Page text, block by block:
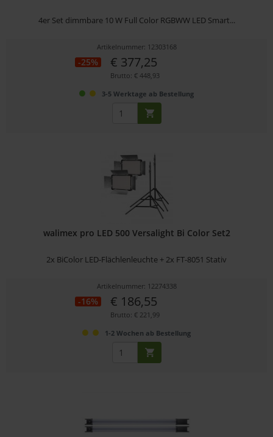
4er Set dimmbare 10 W Full Color RGBWW LED Smart...
Artikelnummer: 12303168
-25% € 377,25
Brutto: € 448,93
3-5 Werktage ab Bestellung
walimex pro LED 500 Versalight Bi Color Set2
2x BiColor LED-Flächlenleuchte + 2x FT-8051 Stativ
Artikelnummer: 12274338
-16% € 186,55
Brutto: € 221,99
1-2 Wochen ab Bestellung